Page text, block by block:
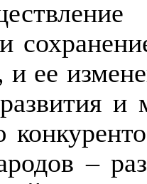
и ее
и
–